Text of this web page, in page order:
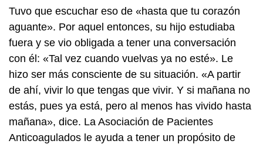
Tuvo que escuchar eso de «hasta que tu corazón
aguante». Por aquel entonces, su hijo estudiaba
fuera y se vio obligada a tener una conversación
con él: «Tal vez cuando vuelvas ya no esté». Le
hizo ser más consciente de su situación. «A partir
de ahí, vivir lo que tengas que vivir. Y si mañana no
estás, pues ya está, pero al menos has vivido hasta
mañana», dice. La Asociación de Pacientes
Anticoagulados le ayuda a tener un propósito de